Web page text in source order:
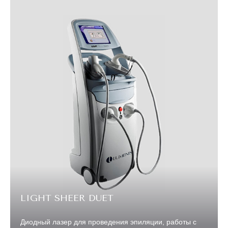
LIGHT SHEER DUET
Диодный лазер для проведения эпиляции, работы с